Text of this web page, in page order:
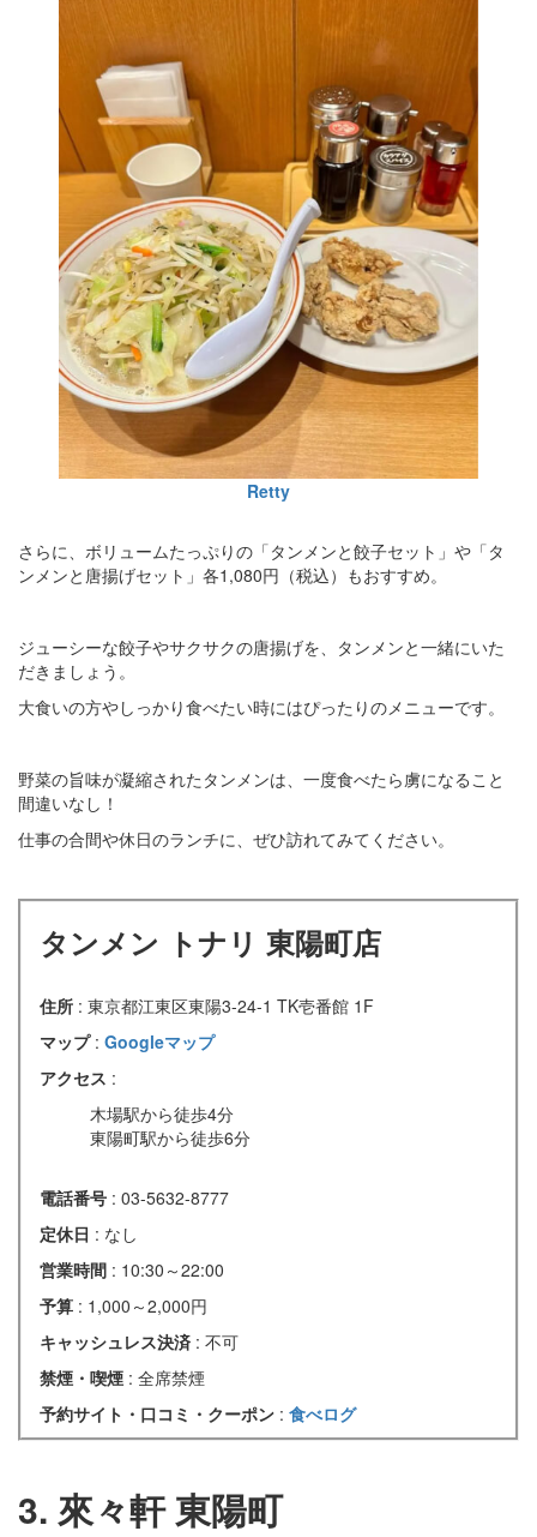
Retty
さらに、ボリュームたっぷりの「タンメンと餃子セット」や「タ
ンメンと唐揚げセット」各1,080円（税込）もおすすめ。
ジューシーな餃子やサクサクの唐揚げを、タンメンと一緒にいた
だきましょう。
大食いの方やしっかり食べたい時にはぴったりのメニューです。
野菜の旨味が凝縮されたタンメンは、一度食べたら虜になること
間違いなし！
仕事の合間や休日のランチに、ぜひ訪れてみてください。
タンメン トナリ 東陽町店
住所 : 東京都江東区東陽3-24-1 TK壱番館 1F
マップ : Googleマップ
アクセス :
木場駅から徒歩4分
東陽町駅から徒歩6分
電話番号 : 03-5632-8777
定休日 : なし
営業時間 : 10:30～22:00
予算 : 1,000～2,000円
キャッシュレス決済 : 不可
禁煙・喫煙 : 全席禁煙
予約サイト・口コミ・クーポン : 食べログ
3. 來々軒 東陽町